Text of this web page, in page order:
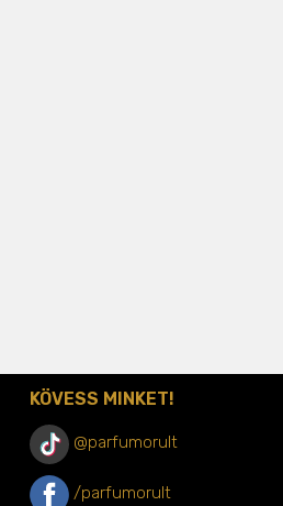
KÖVESS MINKET!
@parfumorult
/parfumorult